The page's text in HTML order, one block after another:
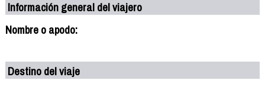
Información general del viajero
Nombre o apodo:
Destino del viaje